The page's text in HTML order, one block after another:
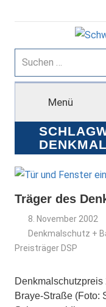
Inhalt
Suchen
nach:
Menü
Träger des
8. November 2002
Denkmalschutz +
Preisträger DSP
Braye-Straße (Foto: